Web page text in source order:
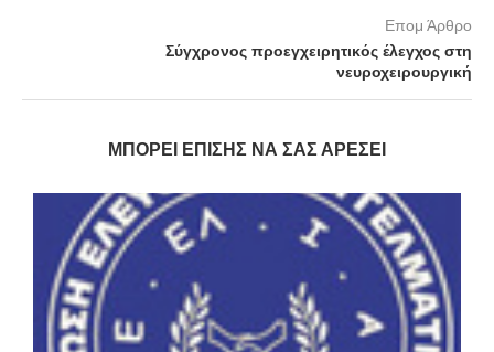
Επομ Άρθρο
Σύγχρονος προεγχειρητικός έλεγχος στη
νευροχειρουργική
ΜΠΟΡΕΊ ΕΠΊΣΗΣ ΝΑ ΣΑΣ ΑΡΈΣΕΙ